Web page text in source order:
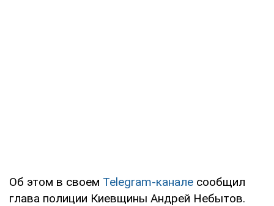
Об этом в своем Telegram-канале сообщил
глава полиции Киевщины Андрей Небытов.